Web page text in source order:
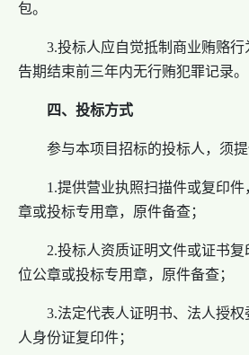
包。
3.投标人应自觉抵制商业贿赂行
告期结束前三年内无行贿犯罪记录。
四、投标方式
参与本项目招标的投标人，须提
1.提供营业执照扫描件或复印件
章或投标专用章，原件备查；
2.投标人资质证明文件或证书复
位公章或投标专用章，原件备查；
3.法定代表人证明书、法人授权
人身份证复印件；